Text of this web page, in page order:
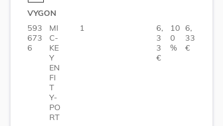
VYGON
593
673
6
MI
C-
KE
Y
EN
FI
T
Y-
PO
RT
1
6,
3
3
€
10
0
%
6,
33
€